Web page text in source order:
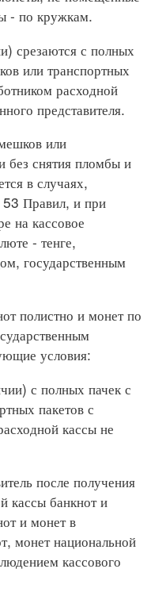
- по кружкам.
с полных
или транспортных
расходной
представителя.
или
без снятия пломбы и
в случаях,
Правил, и при
на кассовое
- тенге,
государственным
полистно и монет по
условия:
с полных пачек с
пакетов с
кассы не
после получения
кассы банкнот и
и монет в
монет национальной
кассового